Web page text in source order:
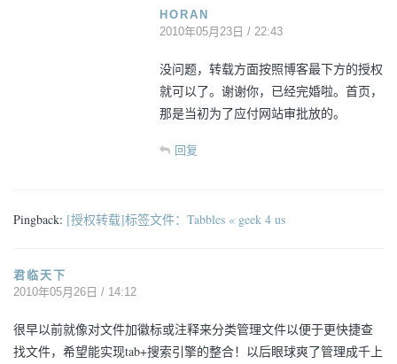
HORAN
2010年05月23日 / 22:43
没问题，转载方面按照博客最下方的授权
就可以了。谢谢你，已经完婚啦。首页，
那是当初为了应付网站审批放的。
回复
Pingback: [授权转载]标签文件：Tabbles « geek 4 us
君临天下
2010年05月26日 / 14:12
很早以前就像对文件加徽标或注释来分类管理文件以便于更快捷查
找文件，希望能实现tab+搜索引擎的整合！以后眼球爽了管理成千上